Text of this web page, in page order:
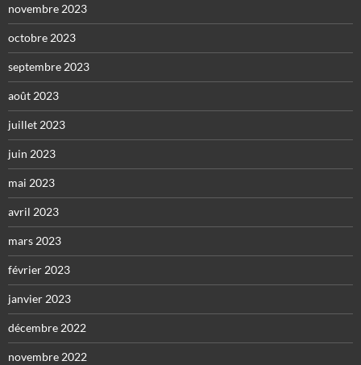
novembre 2023
octobre 2023
septembre 2023
août 2023
juillet 2023
juin 2023
mai 2023
avril 2023
mars 2023
février 2023
janvier 2023
décembre 2022
novembre 2022